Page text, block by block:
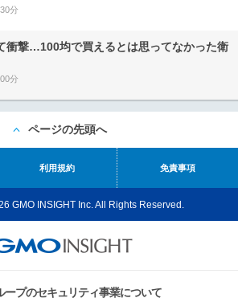
分
衝撃…100均で買えるとは思ってなかった衛
分
ページの先頭へ
利用規約 免責事項
GMO INSIGHT Inc. All Rights Reserved.
ープのセキュリティ事業について